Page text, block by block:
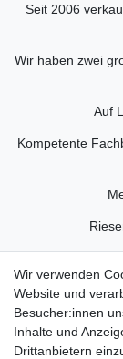
Seit 2006
Wir haben zwei
Auf
Kompetente
Wir verwenden
Website und
Besucher:innen
Inhalte und
Drittanbietern